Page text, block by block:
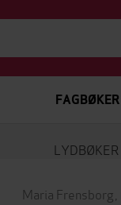
FAGBØKER
LYDBØKER
Maria Frensborg